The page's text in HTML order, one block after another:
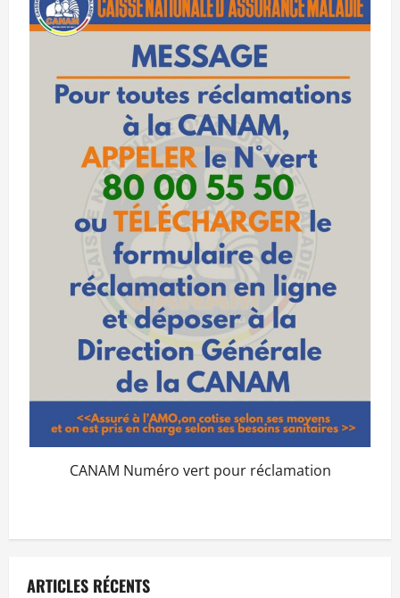
CANAM Numéro vert pour réclamation
ARTICLES RÉCENTS